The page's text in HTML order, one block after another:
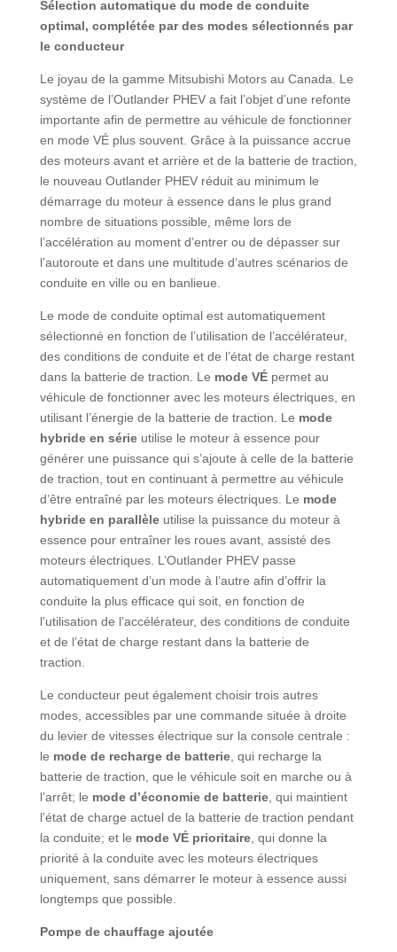
Sélection automatique du mode de conduite
optimal, complétée par des modes sélectionnés par
le conducteur
Le joyau de la gamme Mitsubishi Motors au Canada. Le
système de l’Outlander PHEV a fait l’objet d’une refonte
importante afin de permettre au véhicule de fonctionner
en mode VÉ plus souvent. Grâce à la puissance accrue
des moteurs avant et arrière et de la batterie de traction,
le nouveau Outlander PHEV réduit au minimum le
démarrage du moteur à essence dans le plus grand
nombre de situations possible, même lors de
l’accélération au moment d’entrer ou de dépasser sur
l’autoroute et dans une multitude d’autres scénarios de
conduite en ville ou en banlieue.
Le mode de conduite optimal est automatiquement
sélectionné en fonction de l’utilisation de l’accélérateur,
des conditions de conduite et de l’état de charge restant
dans la batterie de traction. Le mode VÉpermet au
véhicule de fonctionner avec les moteurs électriques, en
utilisant l’énergie de la batterie de traction. Le mode
hybride en sérieutilise le moteur à essence pour
générer une puissance qui s’ajoute à celle de la batterie
de traction, tout en continuant à permettre au véhicule
d’être entraîné par les moteurs électriques. Le mode
hybride en parallèleutilise la puissance du moteur à
essence pour entraîner les roues avant, assisté des
moteurs électriques. L’Outlander PHEV passe
automatiquement d’un mode à l’autre afin d’offrir la
conduite la plus efficace qui soit, en fonction de
l’utilisation de l’accélérateur, des conditions de conduite
et de l’état de charge restant dans la batterie de
traction.
Le conducteur peut également choisir trois autres
modes, accessibles par une commande située à droite
du levier de vitesses électrique sur la console centrale :
le mode de recharge de batterie, qui recharge la
batterie de traction, que le véhicule soit en marche ou à
l’arrêt; le mode d’économie de batterie, qui maintient
l’état de charge actuel de la batterie de traction pendant
la conduite; et le mode VÉ prioritaire, qui donne la
priorité à la conduite avec les moteurs électriques
uniquement, sans démarrer le moteur à essence aussi
longtemps que possible.
Pompe de chauffage ajoutée